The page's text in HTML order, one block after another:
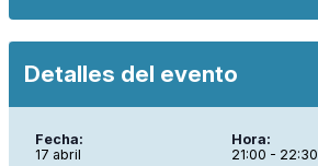
Detalles del evento
Fecha:
17 abril
Hora:
21:00 - 22:30